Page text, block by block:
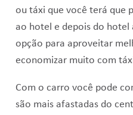
ou táxi que você terá que
ao hotel e depois do
opção para aproveitar
economizar muito com
Com o carro você pode
são mais afastadas do